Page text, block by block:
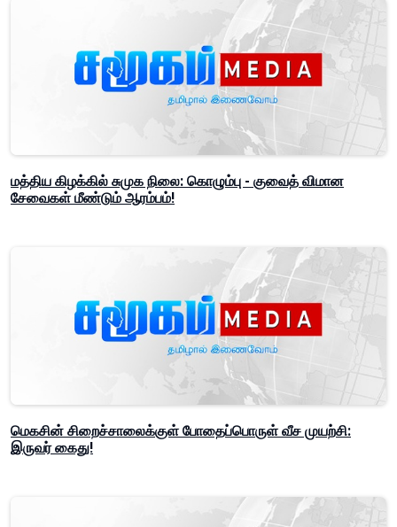
மத்திய கிழக்கில் சுமுக நிலை: கொழும்பு - குவைத் விமான
சேவைகள் மீண்டும் ஆரம்பம்!
மெகசின் சிறைச்சாலைக்குள் போதைப்பொருள் வீச முயற்சி:
இருவர் கைது!